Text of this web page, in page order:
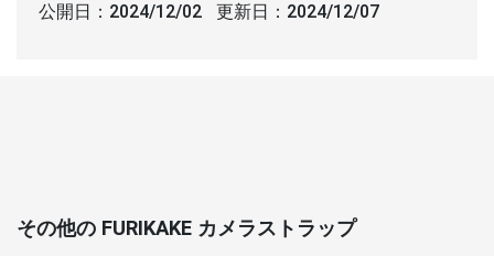
公開日： 2024/12/02 更新日： 2024/12/07
その他の FURIKAKE カメラストラップ